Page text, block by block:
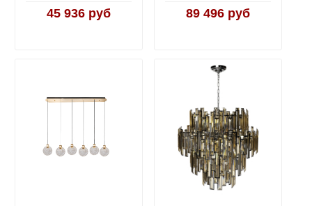
45 936 руб 89 496 руб